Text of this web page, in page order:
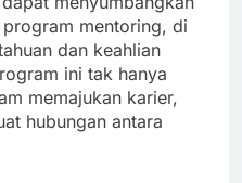
mentoring, di
dan keahlian
ini tak hanya
memajukan karier,
hubungan antara